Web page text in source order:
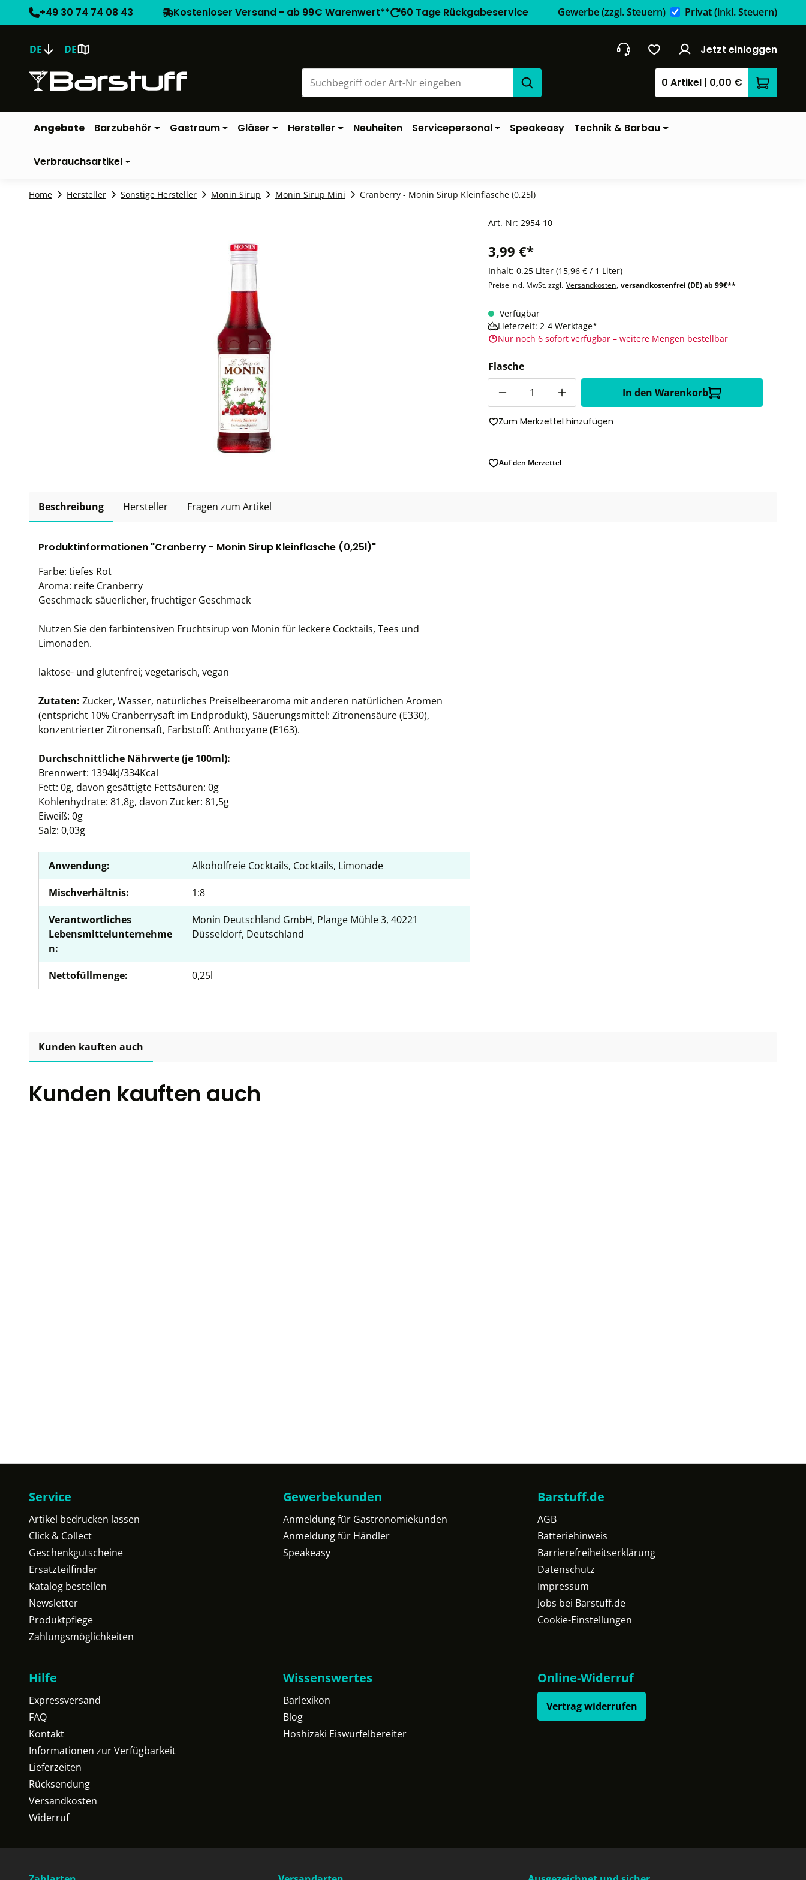
+49 30 74 74 08 43 Kostenloser Versand - ab 99€ Warenwert** 60 Tage Rückgabeservice Gewerbe(zzgl. Steuern) Privat(inkl. Steuern)
DE DE Jetzt einloggen
0 Artikel | 0,00 €
Angebote Barzubehör Gastraum Gläser Hersteller Neuheiten Servicepersonal Speakeasy Technik & Barbau
Verbrauchsartikel
Home Hersteller Sonstige Hersteller Monin Sirup Monin Sirup Mini Cranberry - Monin Sirup Kleinflasche (0,25l)
Art.-Nr: 2954-10
3,99 €*
Inhalt: 0.25 Liter (15,96 € / 1 Liter)
Preise inkl. MwSt. zzgl. Versandkosten, versandkostenfrei (DE) ab 99€**
Verfügbar
Lieferzeit: 2-4 Werktage*
Nur noch 6 sofort verfügbar – weitere Mengen bestellbar
Flasche
In den Warenkorb
Zum Merkzettel hinzufügen
Auf den Merzettel
Beschreibung Hersteller Fragen zum Artikel
Produktinformationen "Cranberry - Monin Sirup Kleinflasche (0,25l)"
Farbe: tiefes Rot
Aroma: reife Cranberry
Geschmack: säuerlicher, fruchtiger Geschmack
Nutzen Sie den farbintensiven Fruchtsirup von Monin für leckere Cocktails, Tees und
Limonaden.
laktose- und glutenfrei; vegetarisch, vegan
Zutaten: Zucker, Wasser, natürliches Preiselbeeraroma mit anderen natürlichen Aromen
(entspricht 10% Cranberrysaft im Endprodukt), Säuerungsmittel: Zitronensäure (E330),
konzentrierter Zitronensaft, Farbstoff: Anthocyane (E163).
Durchschnittliche Nährwerte (je 100ml):
Brennwert: 1394kJ/334Kcal
Fett: 0g, davon gesättigte Fettsäuren: 0g
Kohlenhydrate: 81,8g, davon Zucker: 81,5g
Eiweiß: 0g
Salz: 0,03g
Anwendung: Alkoholfreie Cocktails, Cocktails, Limonade
Mischverhältnis: 1:8
Verantwortliches
Lebensmittelunternehme
n:
Monin Deutschland GmbH, Plange Mühle 3, 40221
Düsseldorf, Deutschland
Nettofüllmenge: 0,25l
Kunden kauften auch
Kunden kauften auch
Service
Artikel bedrucken lassen
Click & Collect
Geschenkgutscheine
Ersatzteilfinder
Katalog bestellen
Newsletter
Produktpflege
Zahlungsmöglichkeiten
Gewerbekunden
Anmeldung für Gastronomiekunden
Anmeldung für Händler
Speakeasy
Barstuff.de
AGB
Batteriehinweis
Barrierefreiheitserklärung
Datenschutz
Impressum
Jobs bei Barstuff.de
Cookie-Einstellungen
Hilfe
Expressversand
FAQ
Kontakt
Informationen zur Verfügbarkeit
Lieferzeiten
Rücksendung
Versandkosten
Widerruf
Wissenswertes
Barlexikon
Blog
Hoshizaki Eiswürfelbereiter
Online-Widerruf
Vertrag widerrufen